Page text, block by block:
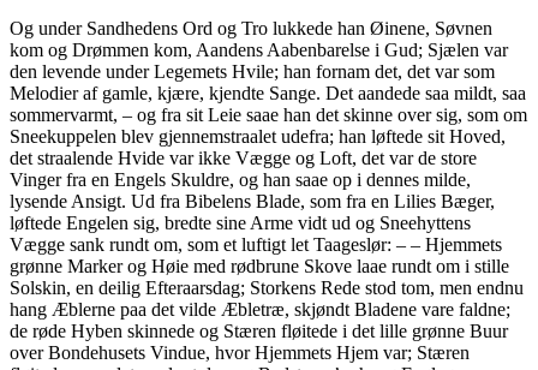
Og under Sandhedens Ord og Tro lukkede han Øinene, Søvnen
kom og Drømmen kom, Aandens Aabenbarelse i Gud; Sjælen var
den levende under Legemets Hvile; han fornam det, det var som
Melodier af gamle, kjære, kjendte Sange. Det aandede saa mildt, saa
sommervarmt, – og fra sit Leie saae han det skinne over sig, som om
Sneekuppelen blev gjennemstraalet udefra; han løftede sit Hoved,
det straalende Hvide var ikke Vægge og Loft, det var de store
Vinger fra en Engels Skuldre, og han saae op i dennes milde,
lysende Ansigt. Ud fra Bibelens Blade, som fra en Lilies Bæger,
løftede Engelen sig, bredte sine Arme vidt ud og Sneehyttens
Vægge sank rundt om, som et luftigt let Taageslør: – – Hjemmets
grønne Marker og Høie med rødbrune Skove laae rundt om i stille
Solskin, en deilig Efteraarsdag; Storkens Rede stod tom, men endnu
hang Æblerne paa det vilde Æbletræ, skjøndt Bladene vare faldne;
de røde Hyben skinnede og Stæren fløitede i det lille grønne Buur
over Bondehusets Vindue, hvor Hjemmets Hjem var; Stæren